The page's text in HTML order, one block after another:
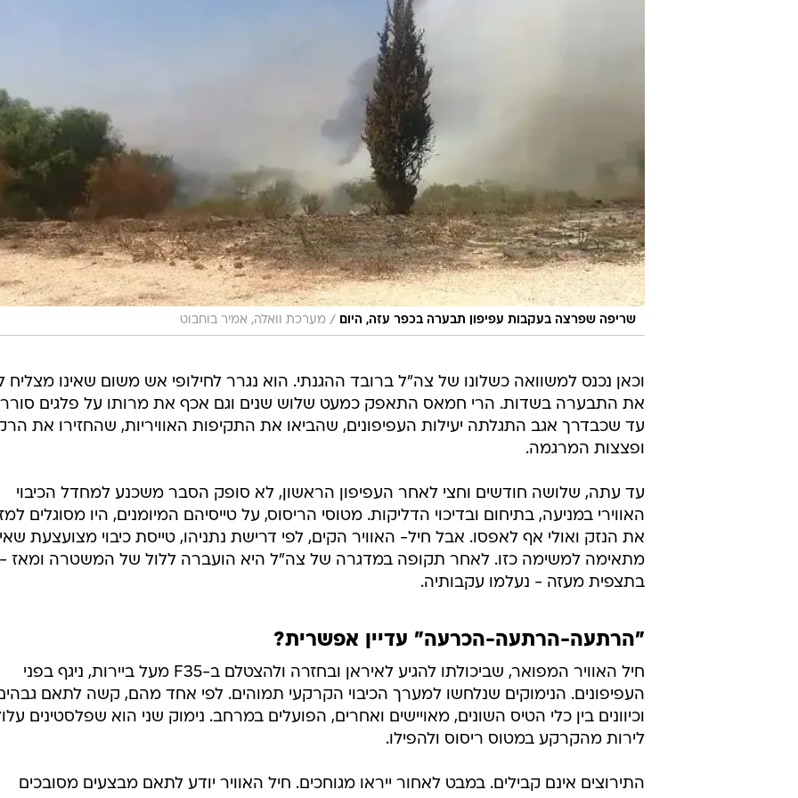
שריפה שפרצה בעקבות עפיפון תבערה בכפר עזה, היום / מערכת וואלה, אמיר בוחבוט
וכאן נכנס למשוואה כשלונו של צה"ל ברובד ההגנתי. הוא נגרר לחילופי אש משום שאינו מצליח
את התבערה בשדות. הרי חמאס התאפק כמעט שלוש שנים וגם אכף את מרותו על פלגים
עד שכבדרך אגב התגלתה יעילות העפיפונים, שהביאו את התקיפות האוויריות, שהחזירו את
ופצצות המרגמה.
עד עתה, שלושה חודשים וחצי לאחר העפיפון הראשון, לא סופק הסבר משכנע למחדל הכיבוי
האווירי במניעה, בתיחום ובדיכוי הדליקות. מטוסי הריסוס, על טייסיהם המיומנים, היו מסוגלים
את הנזק ואולי אף לאפסו. אבל חיל- האוויר הקים, לפי דרישת נתניהו, טייסת כיבוי מצועצעת
מתאימה למשימה כזו. לאחר תקופה במדגרה של צה"ל היא הועברה ללול של המשטרה ומאז -
בתצפית מעזה - נעלמו עקבותיה.
"הרתעה-הרתעה-הכרעה" עדיין אפשרית?
חיל האוויר המפואר, שביכולתו להגיע לאיראן ובחזרה ולהצטלם ב-F35 מעל ביירות, ניגף בפני
העפיפונים. הנימוקים שנלחשו למערך הכיבוי הקרקעי תמוהים. לפי אחד מהם, קשה לתאם
וכיוונים בין כלי הטיס השונים, מאויישים ואחרים, הפועלים במרחב. נימוק שני הוא שפלסטינים
לירות מהקרקע במטוס ריסוס ולהפילו.
התירוצים אינם קבילים. במבט לאחור ייראו מגוחכים. חיל האוויר יודע לתאם מבצעים מסובכים